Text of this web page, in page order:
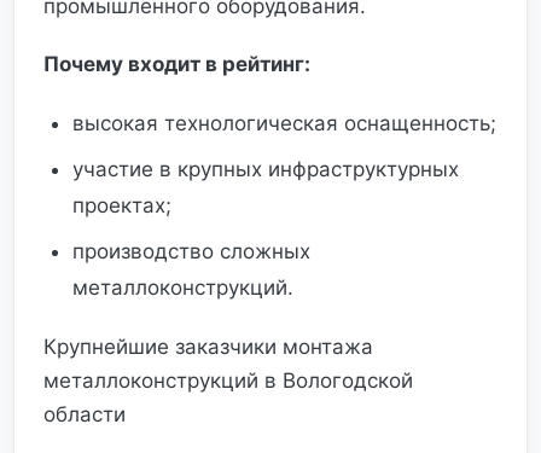
промышленного оборудования.
Почему входит в рейтинг:
высокая технологическая оснащенность;
участие в крупных инфраструктурных
проектах;
производство сложных
металлоконструкций.
Крупнейшие заказчики монтажа
металлоконструкций в Вологодской
области